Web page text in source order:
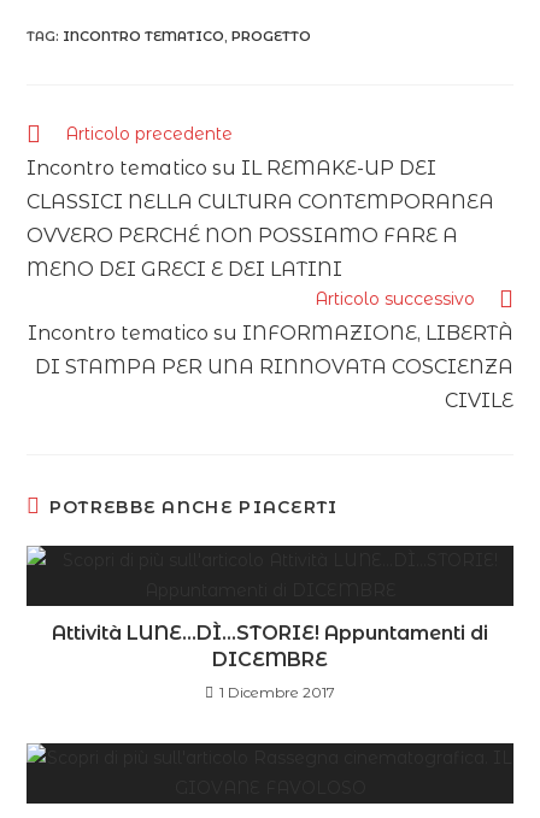
TAG: INCONTRO TEMATICO, PROGETTO
Articolo precedente
Incontro tematico su IL REMAKE-UP DEI
CLASSICI NELLA CULTURA CONTEMPORANEA
OVVERO PERCHÉ NON POSSIAMO FARE A
MENO DEI GRECI E DEI LATINI
Articolo successivo
Incontro tematico su INFORMAZIONE, LIBERTÀ
DI STAMPA PER UNA RINNOVATA COSCIENZA
CIVILE
POTREBBE ANCHE PIACERTI
Attività LUNE…DÌ…STORIE! Appuntamenti di
DICEMBRE
1 Dicembre 2017